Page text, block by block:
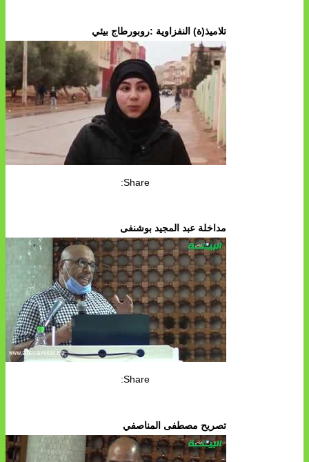
تلاميذ(ة) النفزاوية :روبورطاج بيئي
Share:
مداخلة عبد المجيد بوشنفى
Share:
تصريح مصطفى المناصفي